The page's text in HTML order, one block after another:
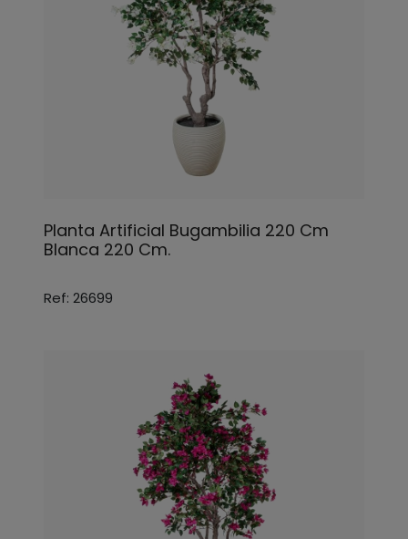
Planta Artificial Bugambilia 220 Cm
Blanca 220 Cm.
Ref: 26699